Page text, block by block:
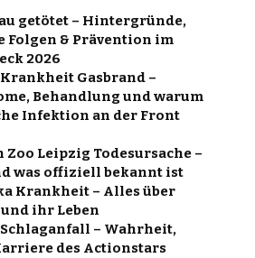
getötet – Hintergründe,
Folgen & Prävention im
2026
Gasbrand –
Behandlung und warum
Infektion an der Front
Leipzig Todesursache –
was offiziell bekannt ist
Krankheit – Alles über
ihr Leben
Schlaganfall – Wahrheit,
des Actionstars